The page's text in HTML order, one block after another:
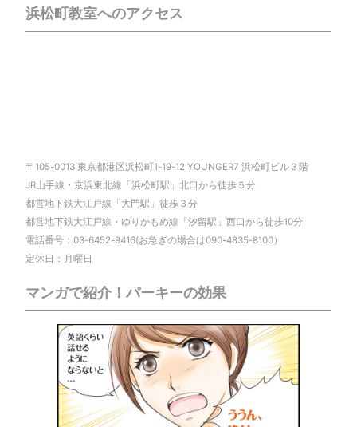
浜松町教室へのアクセス
〒105-0013 東京都港区浜松町1-19-12 YOUNGER7 浜松町ビル３階
JR山手線・京浜東北線「浜松町駅」北口から徒歩５分
都営地下鉄大江戸線「大門駅」徒歩３分
都営地下鉄大江戸線・ゆりかもめ線「汐留駅」西口から徒歩10分
電話番号：03-6452-9416(お急ぎの場合は090-4835-8100）
定休日：月曜日
マンガで紹介！パーキーの効果